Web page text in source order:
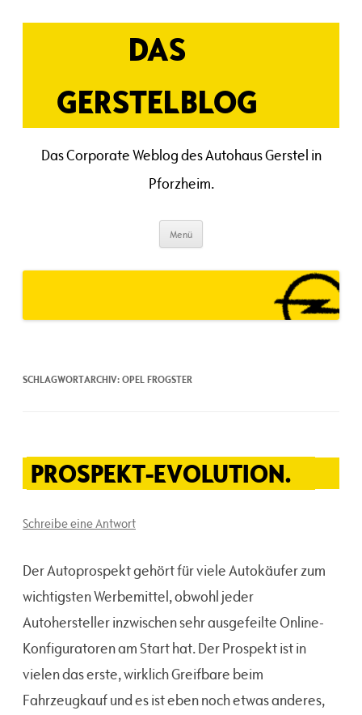
Inhalt
DAS
GERSTELBLOG
Das Corporate Weblog des Autohaus Gerstel in
Pforzheim.
Menü
SCHLAGWORTARCHIV:OPEL FROGSTER
PROSPEKT-EVOLUTION.
Schreibe eine Antwort
Der Autoprospekt gehört für viele Autokäufer zum
wichtigsten Werbemittel, obwohl jeder
Autohersteller inzwischen sehr ausgefeilte Online-
Konfiguratoren am Start hat. Der Prospekt ist in
vielen das erste, wirklich Greifbare beim
Fahrzeugkauf und es ist eben noch etwas anderes,